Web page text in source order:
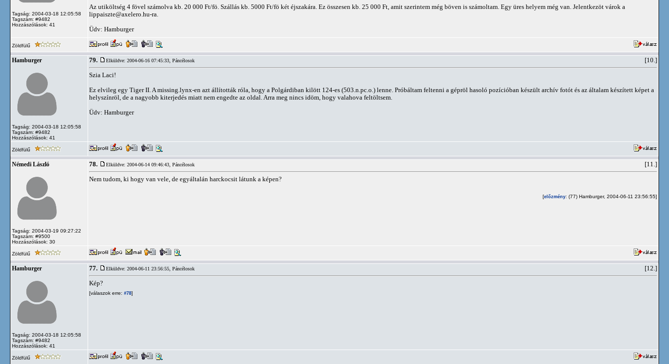
Tagság: 2004-03-18 12:05:58
Tagszám: #9482
Hozzászólások: 41
Az utiköltség 4 fövel számolva kb. 20 000 Ft/fö. Szállás kb. 5000 Ft/fö két éjszakára. Ez összesen kb. 25 000 Ft, amit szerintem még böven is számoltam. Egy üres helyem még van. Jelentkezöt várok a
lippaiszte@axelero.hu-ra
Üdv: Hamburger
Zöldfülű
Hamburger
Tagság: 2004-03-18 12:05:58
Tagszám: #9482
Hozzászólások: 41
79. Elküldve: 2004-06-16 07:45:33, Páncélosok [10.]
Szia Laci!
Ez elvileg egy Tiger II. A missing.lynx-en azt állították róla, hogy a Polgárdiban kilött 124-es (503.n.pc.o.) lenne. Próbáltam feltenni a gépröl hasoló pozícióban készült archív fotót és az általam készített képet a
helyszínröl, de a nagyobb kiterjedés miatt nem engedte az oldal. Arra meg nincs idöm, hogy valahova feltöltsem.
Üdv: Hamburger
Zöldfülű
Némedi László
Tagság: 2004-03-19 09:27:22
Tagszám: #9500
Hozzászólások: 30
78. Elküldve: 2004-06-14 09:46:43, Páncélosok [11.]
Nem tudom, ki hogy van vele, de egyáltalán harckocsit látunk a képen?
[előzmény: (77) Hamburger, 2004-06-11 23:56:55]
Zöldfülű
Hamburger
Tagság: 2004-03-18 12:05:58
Tagszám: #9482
Hozzászólások: 41
77. Elküldve: 2004-06-11 23:56:55, Páncélosok [12.]
Kép?
[válaszok erre: #78]
Zöldfülű